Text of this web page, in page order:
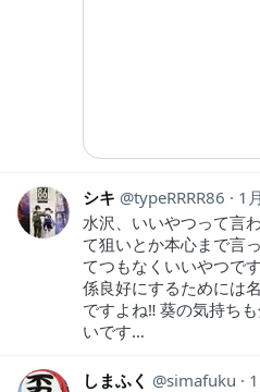
シキ typeRRRR86
1
水沢、いいやつって言
て狙いとか本心まで言
てつもなくいいやつで
係良好にするためには
ですよね‼︎ 葵の気持ち
いです…
しまふく simafuku